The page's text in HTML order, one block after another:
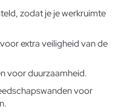
zodat je je werkruimte
extra veiligheid van de
voor duurzaamheid.
voor